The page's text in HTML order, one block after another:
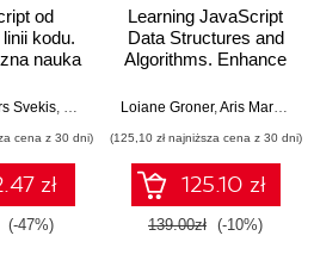
od
kodu.
nauka
Svekis, Maaike van Putten,Rob Percival
cena z 30 dni)
zł
(-47%)
Learning JavaScript
Data Structures and
Algorithms. Enhance
skills in JavaScript
Fourth Edition
Loiane Groner,Aris Markogiannakis
(125,10 zł najniższa cena z 30 dni)
125.10 zł
139.00zł (-10%)